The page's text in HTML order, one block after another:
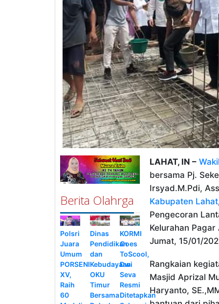
Berita Olahrga
Polsri
Juara
Umum
PORSENI
XV,
Raih
60
Dinas
Pendidikan
dan
Kebudayaan
OKU
Timur
Bersama
KORMI
Goes
ToScool,
Dwi
Seva
Resmi
Ditetapkan
LAHAT, IN –
bersama Pj.
Irsyad.M.Pdi,
Kabupaten Lahat
Pengecoran
Kelurahan
Jumat, 15/01/
Rangkaian
Masjid Aprizal
Haryanto,